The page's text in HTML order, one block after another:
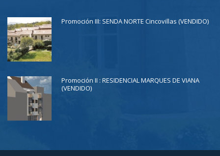
Promoción III: SENDA NORTE Cincovillas (VENDIDO)
Promoción II : RESIDENCIAL MARQUES DE VIANA
(VENDIDO)